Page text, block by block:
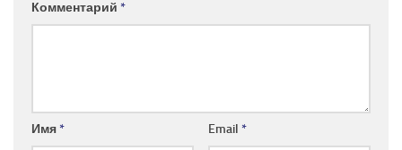
Комментарий *
Имя* Email *